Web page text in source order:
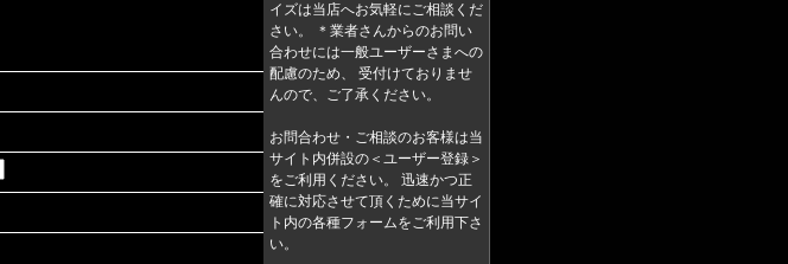
イズは当店へお気軽にご相談くだ
さい。 ＊業者さんからのお問い
合わせには一般ユーザーさまへの
配慮のため、 受付けておりませ
んので、ご了承ください。
お問合わせ・ご相談のお客様は当
サイト内併設の＜ユーザー登録＞
をご利用ください。 迅速かつ正
確に対応させて頂くために当サイ
ト内の各種フォームをご利用下さ
い。